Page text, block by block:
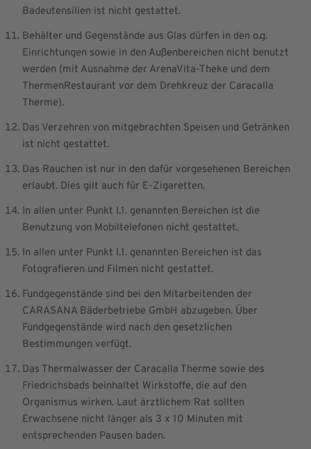
Badeutensilien ist nicht gestattet.
Behälter und Gegenstände aus Glas dürfen in den o.g.
Einrichtungen sowie in den Außenbereichen nicht benutzt
werden (mit Ausnahme der ArenaVita-Theke und dem
ThermenRestaurant vor dem Drehkreuz der Caracalla
Therme).
Das Verzehren von mitgebrachten Speisen und Getränken
ist nicht gestattet.
Das Rauchen ist nur in den dafür vorgesehenen Bereichen
erlaubt. Dies gilt auch für E-Zigaretten.
In allen unter Punkt I.1. genannten Bereichen ist die
Benutzung von Mobiltelefonen nicht gestattet.
In allen unter Punkt I.1. genannten Bereichen ist das
Fotografieren und Filmen nicht gestattet.
Fundgegenstände sind bei den Mitarbeitenden der
CARASANA Bäderbetriebe GmbH abzugeben. Über
Fundgegenstände wird nach den gesetzlichen
Bestimmungen verfügt.
Das Thermalwasser der Caracalla Therme sowie des
Friedrichsbads beinhaltet Wirkstoffe, die auf den
Organismus wirken. Laut ärztlichem Rat sollten
Erwachsene nicht länger als 3 x 10 Minuten mit
entsprechenden Pausen baden.